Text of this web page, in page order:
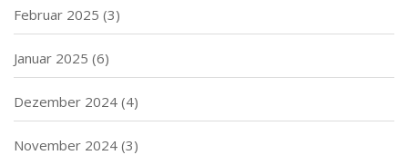
Februar 2025 (3)
Januar 2025 (6)
Dezember 2024 (4)
November 2024 (3)